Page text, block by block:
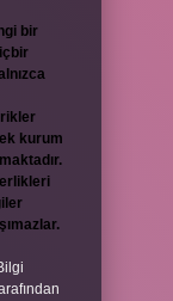
bir
kurum